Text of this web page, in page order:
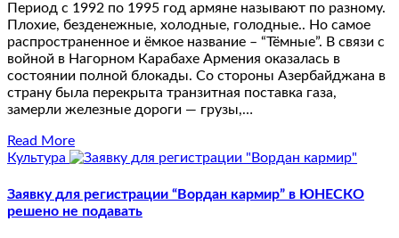
Период с 1992 по 1995 год армяне называют по разному.
Плохие, безденежные, холодные, голодные.. Но самое
распространенное и ёмкое название – “Тёмные”. В связи с
войной в Нагорном Карабахе Армения оказалась в
состоянии полной блокады. Со стороны Азербайджана в
страну была перекрыта транзитная поставка газа,
замерли железные дороги — грузы,…
Read More
Культура
Заявку для регистрации “Вордан кармир” в ЮНЕСКО
решено не подавать